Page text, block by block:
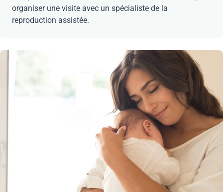
organiser une visite avec un spécialiste de la
reproduction assistée.